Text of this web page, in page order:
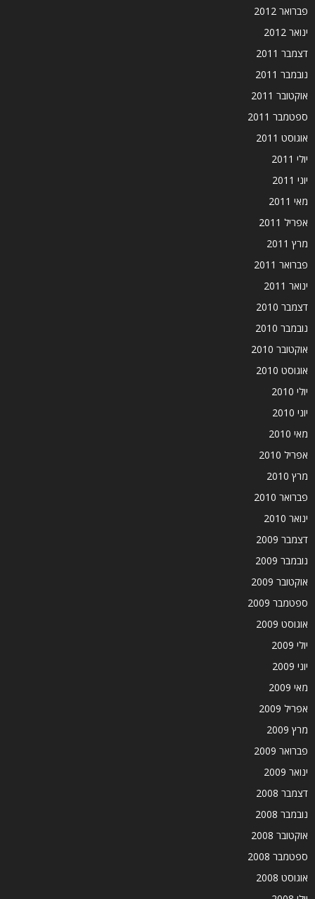
פברואר 2012
ינואר 2012
דצמבר 2011
נובמבר 2011
אוקטובר 2011
ספטמבר 2011
אוגוסט 2011
יולי 2011
יוני 2011
מאי 2011
אפריל 2011
מרץ 2011
פברואר 2011
ינואר 2011
דצמבר 2010
נובמבר 2010
אוקטובר 2010
אוגוסט 2010
יולי 2010
יוני 2010
מאי 2010
אפריל 2010
מרץ 2010
פברואר 2010
ינואר 2010
דצמבר 2009
נובמבר 2009
אוקטובר 2009
ספטמבר 2009
אוגוסט 2009
יולי 2009
יוני 2009
מאי 2009
אפריל 2009
מרץ 2009
פברואר 2009
ינואר 2009
דצמבר 2008
נובמבר 2008
אוקטובר 2008
ספטמבר 2008
אוגוסט 2008